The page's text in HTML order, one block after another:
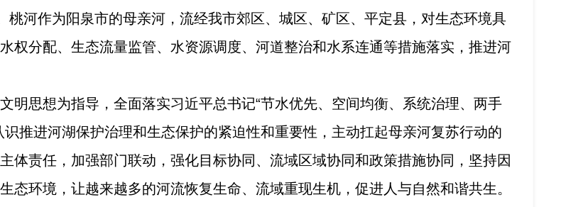
河作为阳泉市的母亲河，流经我市郊区、城区、矿区、平定县，对生态环境具
权分配、生态流量监管、水资源调度、河道整治和水系连通等措施落实，推进河
明思想为指导，全面落实习近平总书记“节水优先、空间均衡、系统治理、两手
推进河湖保护治理和生态保护的紧迫性和重要性，主动扛起母亲河复苏行动的
体责任，加强部门联动，强化目标协同、流域区域协同和政策措施协同，坚持因
态环境，让越来越多的河流恢复生命、流域重现生机，促进人与自然和谐共生。